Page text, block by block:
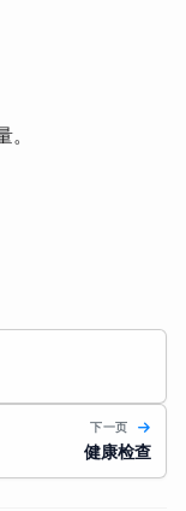
下一页
健康检查